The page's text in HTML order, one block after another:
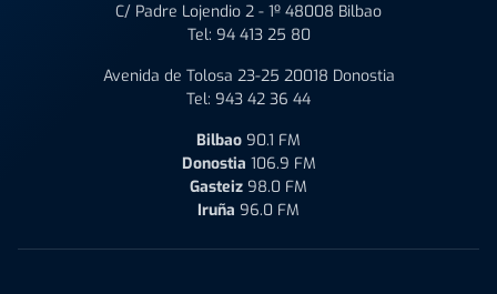
C/ Padre Lojendio 2 - 1º 48008 Bilbao
Tel: 94 413 25 80
Avenida de Tolosa 23-25 20018 Donostia
Tel: 943 42 36 44
Bilbao 90.1 FM
Donostia 106.9 FM
Gasteiz 98.0 FM
Iruña 96.0 FM